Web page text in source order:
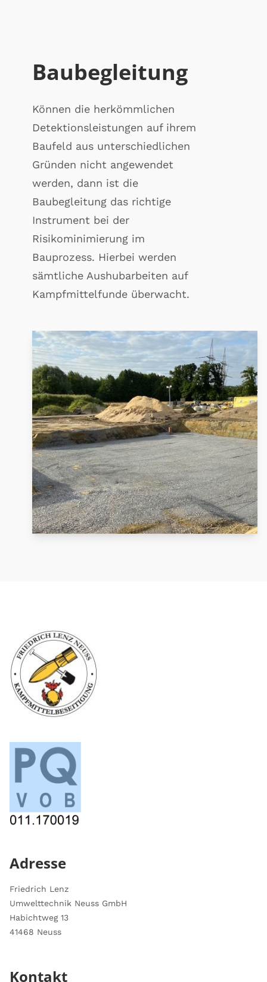
Baubegleitung
Können die herkömmlichen
Detektionsleistungen auf ihrem
Baufeld aus unterschiedlichen
Gründen nicht angewendet
werden, dann ist die
Baubegleitung das richtige
Instrument bei der
Risikominimierung im
Bauprozess. Hierbei werden
sämtliche Aushubarbeiten auf
Kampfmittelfunde überwacht.
Adresse
Friedrich Lenz
Umwelttechnik Neuss GmbH
Habichtweg 13
41468 Neuss
Kontakt